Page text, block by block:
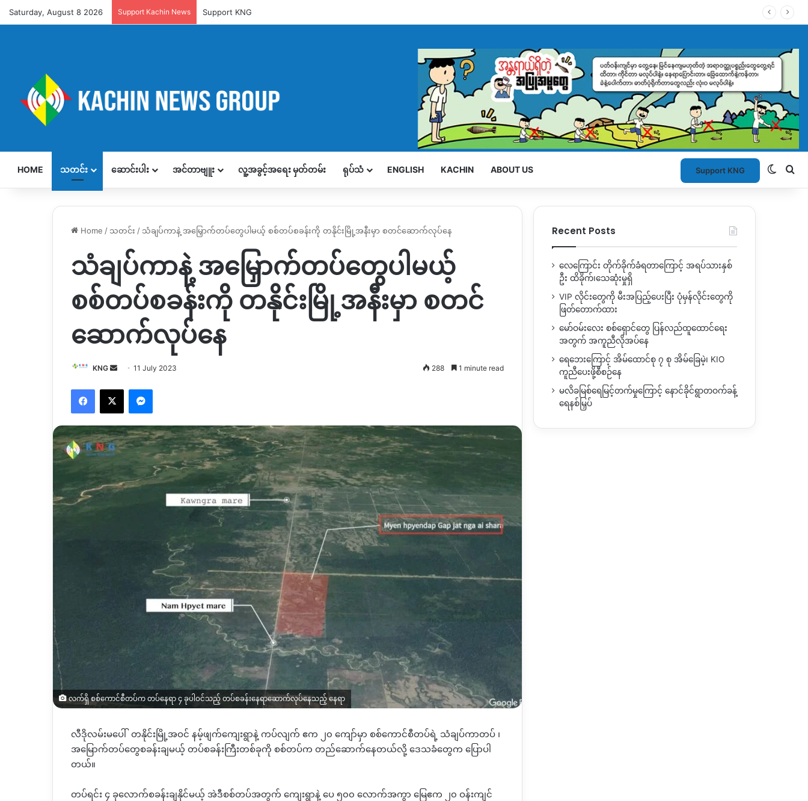
Saturday, August 8 2026 Support Kachin News Support KNG
HOME သတင်း ဆောင်းပါး အင်တာဗျူး လူ့အခွင့်အရေး မှတ်တမ်း ရုပ်သံ ENGLISH KACHIN ABOUT US Support KNG
Home / သတင်း / သံချပ်ကာနဲ့ အမြှောက်တပ်တွေပါမယ့် စစ်တပ်စခန်းကို တနိုင်းမြို့အနီးမှာ စတင်ဆောက်လုပ်နေ
သံချပ်ကာနဲ့ အမြှောက်တပ်တွေပါမယ့်
စစ်တပ်စခန်းကို တနိုင်းမြို့အနီးမှာ စတင်
ဆောက်လုပ်နေ
KNG
Send11 July 2023 288 1 minute read
Facebook
X Messenger
လက်ရှိ စစ်ကောင်စီတပ်က တပ်နေရာ ၄ ခုပါဝင်သည့် တပ်စခန်းနေရာဆောက်လုပ်နေသည့် နေရာ
လီဒိုလမ်းမပေါ် တနိုင်းမြို့အဝင် နမ့်ဖျက်ကျေးရွာနဲ့ ကပ်လျက် ဧက ၂၀ ကျော်မှာ စစ်ကောင်စီတပ်ရဲ့ သံချပ်ကာတပ် ၊
အမြောက်တပ်တွေစခန်းချမယ့် တပ်စခန်းကြီးတစ်ခုကို စစ်တပ်က တည်ဆောက်နေတယ်လို့ ဒေသခံတွေက ပြောပါ
တယ်။
တပ်ရင်း ၄ ခုလောက်စခန်းချနိုင်မယ့် အဲဒီစစ်တပ်အတွက် ကျေးရွာနဲ့ ပေ ၅၀၀ လောက်အကွာ မြေဧက ၂၀ ဝန်းကျင်
Recent Posts
လေကြောင်း တိုက်ခိုက်ခံရတာကြောင့် အရပ်သားနှစ်
ဦး ထိခိုက်၊သေဆုံးမှုရှိ
VIP လိုင်းတွေကို မီးအပြည့်ပေးပြီး ပုံမှန်လိုင်းတွေကို
ဖြတ်တောက်ထား
မော်ဝမ်းလေး စစ်ရှောင်တွေ ပြန်လည်ထူထောင်ရေး
အတွက် အကူညီလိုအပ်နေ
ရေဘေးကြောင့် အိမ်ထောင်စု ၇ စု အိမ်ခြေမဲ့၊ KIO
ကူညီပေးဖို့စီစဉ်နေ
မလိခမြစ်ရေမြင့်တက်မှုကြောင့် နောင်ခိုင်ရွာတဝက်ခန့်
ရေနစ်မြှပ်